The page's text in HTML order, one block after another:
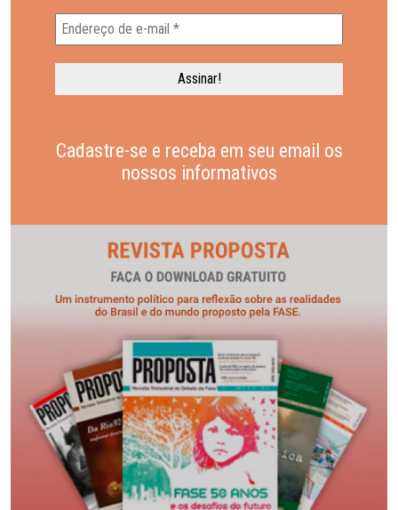
Cadastre-se e receba em seu email os
nossos informativos